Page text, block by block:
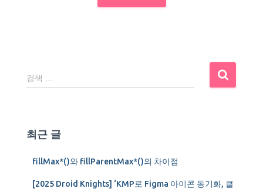
검
색
검색 …
최근 글
fillMax*()와 fillParentMax*()의 차이점
[2025 Droid Knights] ‘KMP로 Figma 아이콘 동기화, 클